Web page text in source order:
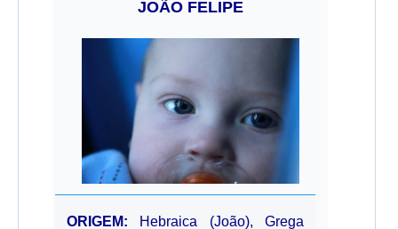
JOÃO FELIPE
ORIGEM: Hebraica (João), Grega